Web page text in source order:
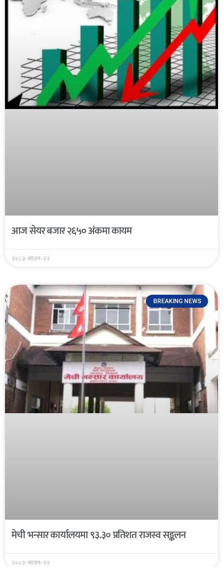
आज सेयर बजार २६५० अंकमा कायम
२०८३-साउन-२२
BREAKING NEWS
मेची भन्सार कार्यालयमा ९३.३० प्रतिशत राजस्व सङ्कलन
२०८३-साउन-२२